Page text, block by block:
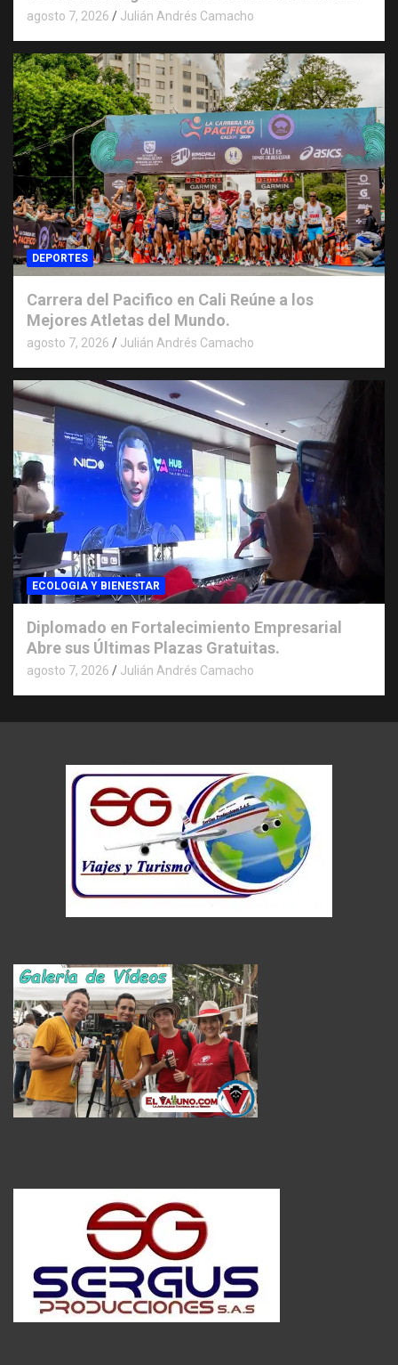
agosto 7, 2026 Julián Andrés Camacho
DEPORTES
Carrera del Pacifico en Cali Reúne a los
Mejores Atletas del Mundo.
agosto 7, 2026 Julián Andrés Camacho
ECOLOGIA Y BIENESTAR
Diplomado en Fortalecimiento Empresarial
Abre sus Últimas Plazas Gratuitas.
agosto 7, 2026 Julián Andrés Camacho